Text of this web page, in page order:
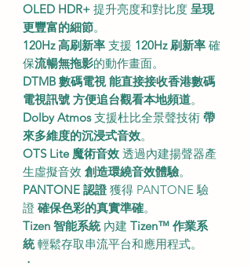
OLED HDR+ 提升亮度和對比度 呈現
更豐富的細節。
120Hz 高刷新率 支援 120Hz 刷新率 確
保流暢無拖影的動作畫面。
DTMB 數碼電視 能直接接收香港數碼
電視訊號 方便追台觀看本地頻道。
Dolby Atmos支援杜比全景聲技術 帶
來多維度的沉浸式音效。
OTS Lite 魔術音效 透過內建揚聲器產
生虛擬音效 創造環繞音效體驗。
PANTONE 認證 獲得 PANTONE 驗
證 確保色彩的真實準確。
Tizen 智能系統內建 Tizen™ 作業系
統輕鬆存取串流平台和應用程式。
・